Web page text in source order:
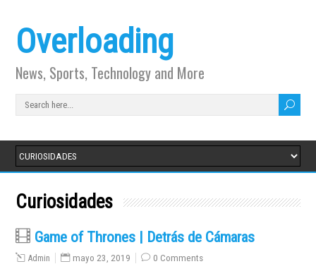
Overloading
News, Sports, Technology and More
Curiosidades
Game of Thrones | Detrás de Cámaras
Admin mayo 23, 2019 0 Comments